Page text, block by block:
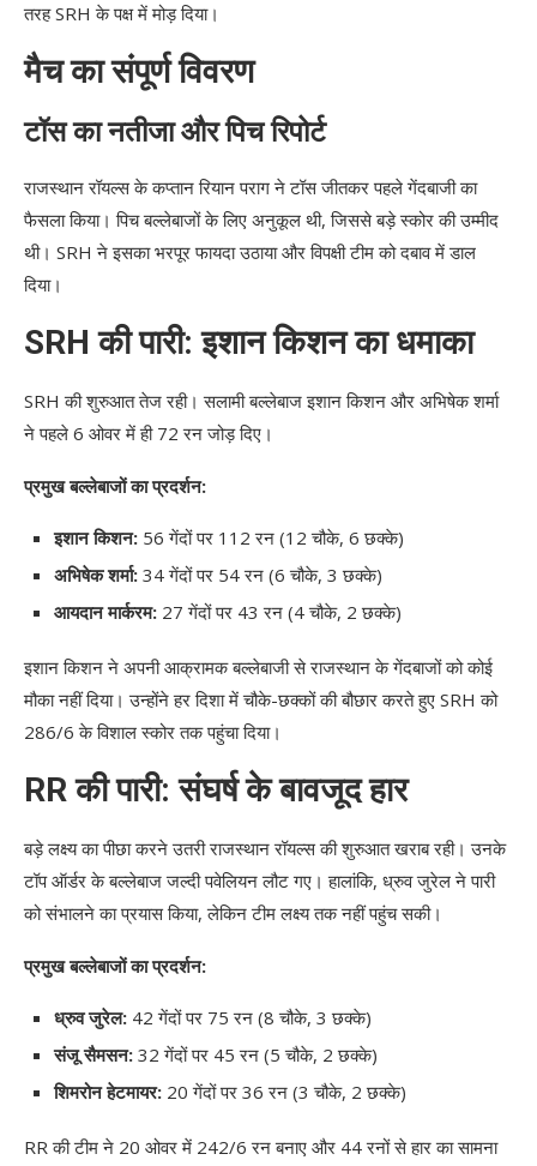
तरह SRH के पक्ष में मोड़ दिया।
मैच का संपूर्ण विवरण
टॉस का नतीजा और पिच रिपोर्ट
राजस्थान रॉयल्स के कप्तान रियान पराग ने टॉस जीतकर पहले गेंदबाजी का
फैसला किया। पिच बल्लेबाजों के लिए अनुकूल थी, जिससे बड़े स्कोर की उम्मीद
थी। SRH ने इसका भरपूर फायदा उठाया और विपक्षी टीम को दबाव में डाल
दिया।
SRH की पारी: इशान किशन का धमाका
SRH की शुरुआत तेज रही। सलामी बल्लेबाज इशान किशन और अभिषेक शर्मा
ने पहले 6 ओवर में ही 72 रन जोड़ दिए।
प्रमुख बल्लेबाजों का प्रदर्शन:
इशान किशन: 56 गेंदों पर 112 रन (12 चौके, 6 छक्के)
अभिषेक शर्मा: 34 गेंदों पर 54 रन (6 चौके, 3 छक्के)
आयदान मार्करम: 27 गेंदों पर 43 रन (4 चौके, 2 छक्के)
इशान किशन ने अपनी आक्रामक बल्लेबाजी से राजस्थान के गेंदबाजों को कोई
मौका नहीं दिया। उन्होंने हर दिशा में चौके-छक्कों की बौछार करते हुए SRH को
286/6 के विशाल स्कोर तक पहुंचा दिया।
RR की पारी: संघर्ष के बावजूद हार
बड़े लक्ष्य का पीछा करने उतरी राजस्थान रॉयल्स की शुरुआत खराब रही। उनके
टॉप ऑर्डर के बल्लेबाज जल्दी पवेलियन लौट गए। हालांकि, ध्रुव जुरेल ने पारी
को संभालने का प्रयास किया, लेकिन टीम लक्ष्य तक नहीं पहुंच सकी।
प्रमुख बल्लेबाजों का प्रदर्शन:
ध्रुव जुरेल: 42 गेंदों पर 75 रन (8 चौके, 3 छक्के)
संजू सैमसन: 32 गेंदों पर 45 रन (5 चौके, 2 छक्के)
शिमरोन हेटमायर: 20 गेंदों पर 36 रन (3 चौके, 2 छक्के)
RR की टीम ने 20 ओवर में 242/6 रन बनाए और 44 रनों से हार का सामना